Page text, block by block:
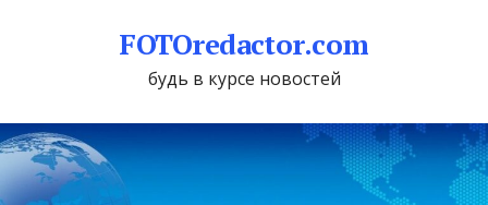
FOTOredactor.com
будь в курсе новостей